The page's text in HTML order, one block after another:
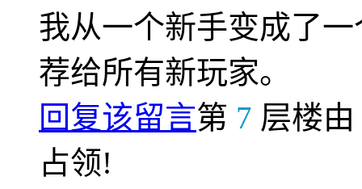
我从一个新手变成了
荐给所有新玩家。
回复该留言第 7 层楼由
占领!